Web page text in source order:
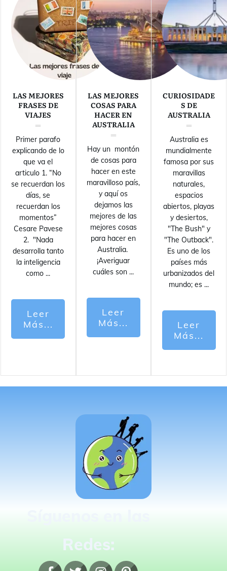
LAS MEJORES
FRASES DE
VIAJES
Primer parafo
explicando de lo
que va el
articulo 1. “No
se recuerdan los
días, se
recuerdan los
momentos”
Cesare Pavese
2. "Nada
desarrolla tanto
la inteligencia
como ...
Leer
Más...
LAS MEJORES
COSAS PARA
HACER EN
AUSTRALIA
Hay un montón
de cosas para
hacer en este
maravilloso país,
y aquí os
dejamos las
mejores de las
mejores cosas
para hacer en
Australia.
¡Averiguar
cuáles son ...
Leer
Más...
CURIOSIDADE
S DE
AUSTRALIA
Australia es
mundialmente
famosa por sus
maravillas
naturales,
espacios
abiertos, playas
y desiertos,
"The Bush" y
"The Outback".
Es uno de los
países más
urbanizados del
mundo; es ...
Leer
Más...
Redes: